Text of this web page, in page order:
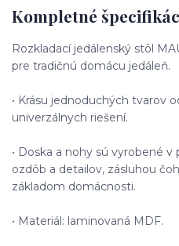
Kompletné
Rozkladací jedálenský stôl
pre tradičnú domácu jedáleň.
• Krásu jednoduchých tvarov
univerzálnych riešení.
• Doska a nohy sú vyrobené
ozdôb a detailov, zásluhou
základom domácnosti.
• Materiál: laminovaná MDF.